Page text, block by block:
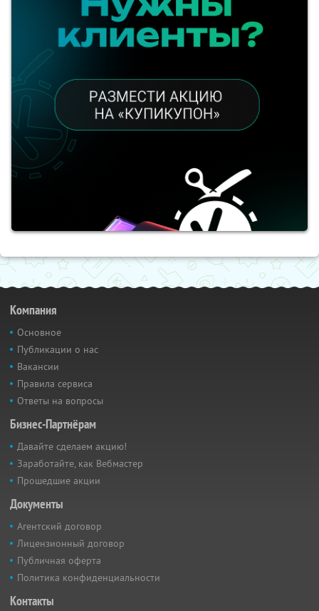
Компания
Основное
Публикации о нас
Вакансии
Правила сервиса
Ответы на вопросы
Бизнес-Партнёрам
Давайте сделаем акцию!
Заработайте, как Вебмастер
Прошедшие акции
Документы
Агентский договор
Лицензионный договор
Публичная оферта
Политика конфиденциальности
Контакты